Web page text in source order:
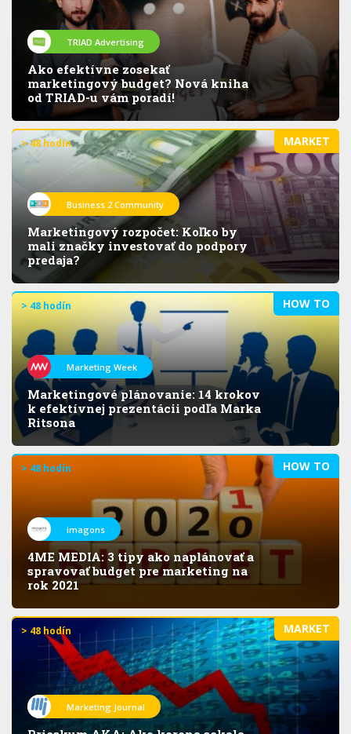
TRIAD Advertising
Ako efektívne zosekať
marketingový budget? Nová kniha
od TRIAD-u vám poradí!
MARKET
> 48 hodín
Business 2 Community
Marketingový rozpočet: Koľko by
mali značky investovať do podpory
predaja?
HOW TO
> 48 hodín
Marketing Week
Marketingové plánovanie: 14 krokov
k efektívnej prezentácii podľa Marka
Ritsona
HOW TO
> 48 hodín
imagons
4ME MEDIA: 3 tipy ako naplánovať a
spravovať budget pre marketing na
rok 2021
MARKET
> 48 hodín
Marketing Journal